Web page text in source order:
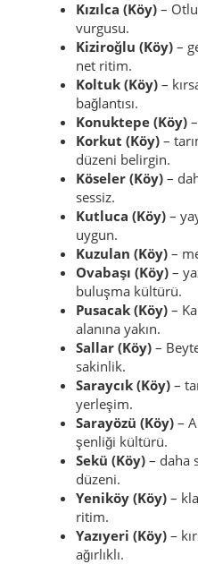
kimliği belirgin.
Kılıçaslan (Köy)
Kırca (Köy)– İnegöl
açık hava hissi.
Kızık (Köy)– yayla
Kızılca (Köy)
vurgusu.
Kiziroğlu (Köy) –
net ritim.
Koltuk (Köy)–
bağlantısı.
Konuktepe (Köy)–
Korkut (Köy)
düzeni belirgin.
Köseler (Köy)–
sessiz.
Kutluca (Köy)–
uygun.
Kuzulan (Köy)–
Ovabaşı (Köy)
buluşma kültürü.
Pusacak (Köy)
alanına yakın.
Sallar (Köy)–
sakinlik.
Saraycık (Köy)
yerleşim.
Sarayözü (Köy)
şenliği kültürü.
Sekü (Köy)